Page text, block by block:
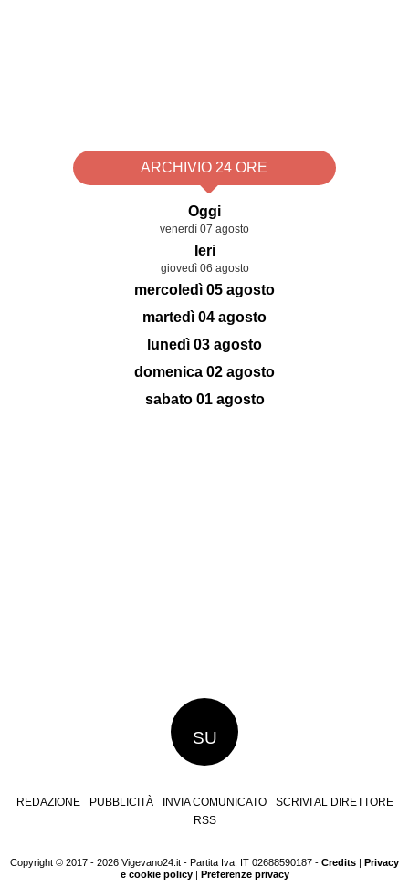
ARCHIVIO 24 ORE
Oggi
venerdì 07 agosto
Ieri
giovedì 06 agosto
mercoledì 05 agosto
martedì 04 agosto
lunedì 03 agosto
domenica 02 agosto
sabato 01 agosto
SU
REDAZIONE PUBBLICITÀ INVIA COMUNICATO
SCRIVI AL DIRETTORE
RSS
Copyright © 2017 - 2026 Vigevano24.it - Partita Iva: IT 02688590187 - Credits | Privacy
e cookie policy| Preferenze privacy